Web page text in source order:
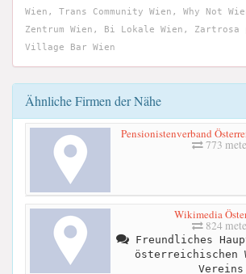
Wien, Trans Community Wien, Why Not
Zentrum Wien, Bi Lokale Wien, Zartrosa
Village Bar Wien
Ähnliche Firmen der Nähe
Pensionistenverband
773
Wikimedia
824
Freundliches
österreichischen
Vereins